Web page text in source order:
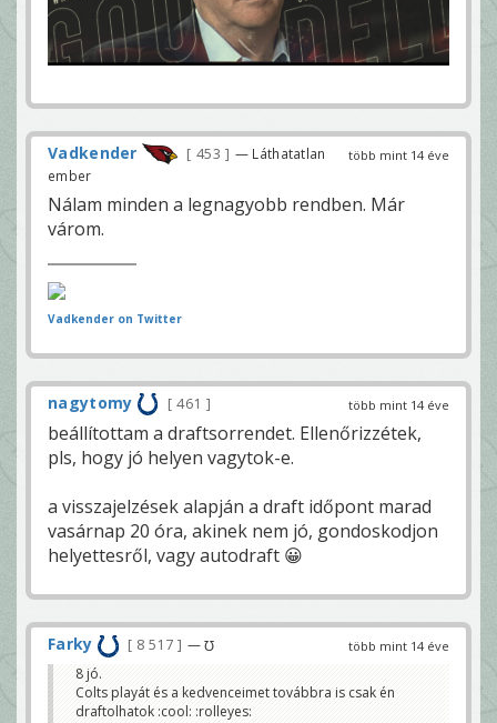
több mint 14 éve
Vadkender 453
— Láthatatlan
ember
Nálam minden a legnagyobb rendben. Már
várom.
Vadkender on Twitter
több mint 14 éve
nagytomy 461
beállítottam a draftsorrendet. Ellenőrizzétek,
pls, hogy jó helyen vagytok-e.
a visszajelzések alapján a draft időpont marad
vasárnap 20 óra, akinek nem jó, gondoskodjon
helyettesről, vagy autodraft 😀
több mint 14 éve
Farky 8 517 — ℧
8 jó.
Colts playát és a kedvenceimet továbbra is csak én
draftolhatok :cool: :rolleyes: